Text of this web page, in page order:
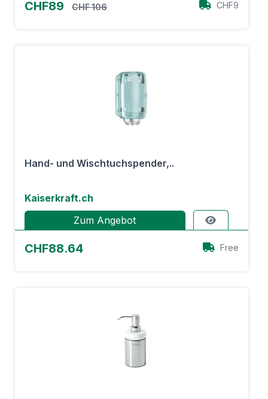
CHF89 CHF 106 CHF9
Hand- und Wischtuchspender,..
Kaiserkraft.ch
Zum Angebot
CHF88.64 Free